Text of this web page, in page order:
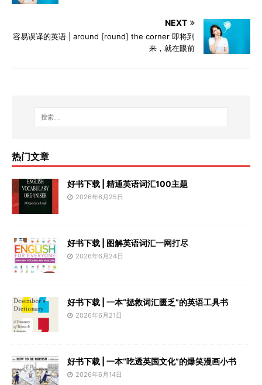
NEXT
容易误译的英语 | around [round] the corner 即将到
来，就在眼前
热门文章
好书下载 | 精通英语词汇100主题
2026年6月25日
好书下载 | 图解英语词汇一网打尽
2026年6月24日
好书下载 | 一本“拯救词汇匮乏”的英语工具书
2026年6月21日
好书下载 | 一本“吃透英国文化”的爆笑漫画小书
2026年6月14日